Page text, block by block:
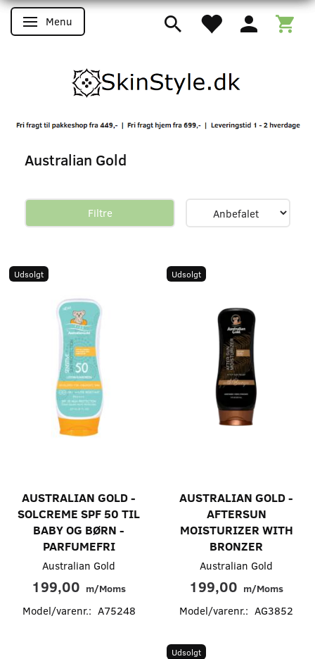
Skifte navigation
Menu
Australian Gold
Filtre
Udsolgt
AUSTRALIAN GOLD -
SOLCREME SPF 50 TIL
BABY OG BØRN -
PARFUMEFRI
Australian Gold
199,00 m/Moms
Model/varenr.: A75248
Udsolgt
AUSTRALIAN GOLD -
AFTERSUN
MOISTURIZER WITH
BRONZER
Australian Gold
199,00 m/Moms
Model/varenr.: AG3852
Udsolgt